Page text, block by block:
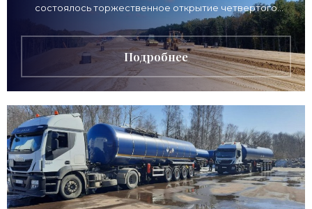
состоялось торжественное открытие четвертого
участка скоростной трассы М-12 «Восток». Это
Подробнее